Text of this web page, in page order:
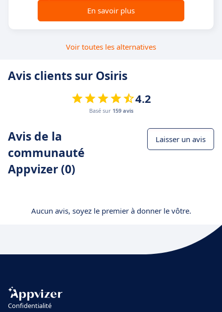
En savoir plus
Voir toutes les alternatives
Avis clients sur Osiris
4.2
Basé sur 159 avis
Avis de la
communauté
Appvizer (0)
Laisser un avis
Aucun avis, soyez le premier à donner le vôtre.
Confidentialité